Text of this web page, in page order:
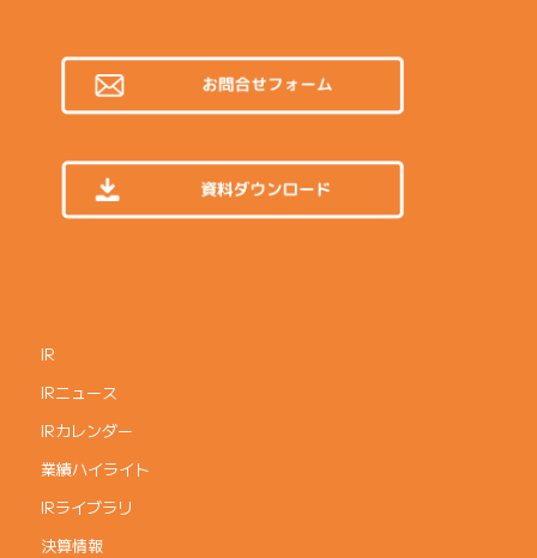
IR
IRニュース
IRカレンダー
業績ハイライト
IRライブラリ
決算情報